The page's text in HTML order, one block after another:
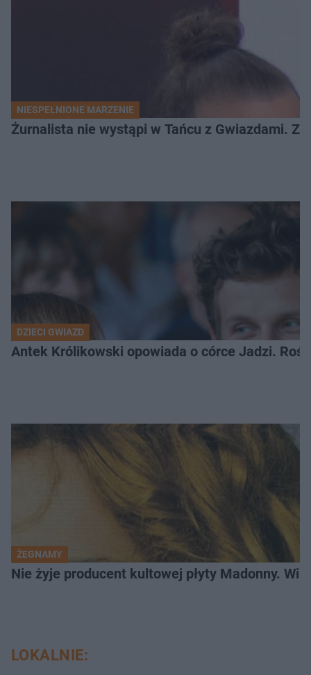
NIESPEŁNIONE MARZENIE
Żurnalista nie wystąpi w Tańcu z Gwiazdami.
DZIECI GWIAZD
Antek Królikowski opowiada o córce Jadzi.
ŻEGNAMY
Nie żyje producent kultowej płyty Madonny.
LOKALNIE: